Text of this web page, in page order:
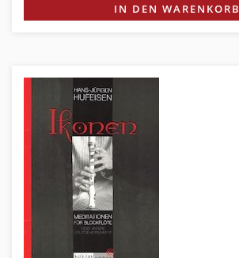
IN DEN WARENKORB